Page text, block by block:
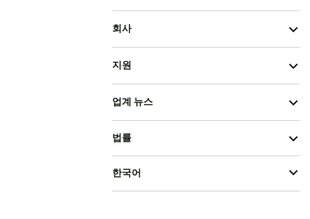
회사
지원
업계 뉴스
법률
한국어